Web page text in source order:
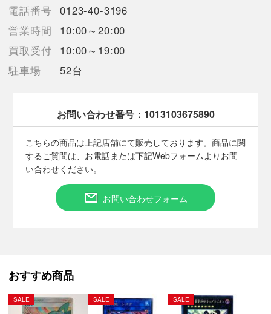
お気になされる場合はご注意下さいませ。
商品画像に関しては出来る限り忠実に表示出来るよう努めており
ますが、
実際の商品と比較し色味に若干の誤差が生じる場合がありますこ
と予めご了承ください。
初期キズ、小さなキズや汚れなどの見落としがある場合がござい
保管により商品状態が若干変化する場合がありますのでご了承下
さい。
お気になされる場合はご注意下さいませ。
トラブル防止のためプレイ用としてご購入お願いします
【使用予定配送業者】佐川急便 飛脚宅配便60サイズ
います。】
電話番号 0123-40-3196
営業時間
10:00～20:00
買取受付
10:00～19:00
駐車場
52台
お問い合わせ番号： 1013103675890
こちらの商品は上記店舗にて販売しております。商品に関
するご質問は、お電話または下記Webフォームよりお問
い合わせください。
お問い合わせフォーム
おすすめ商品
SALE SALE SALE